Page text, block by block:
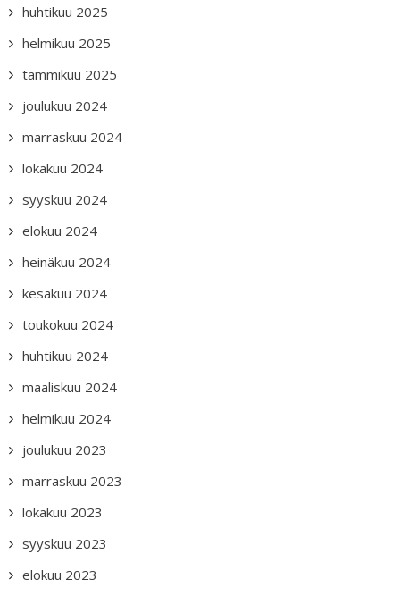
huhtikuu 2025
helmikuu 2025
tammikuu 2025
joulukuu 2024
marraskuu 2024
lokakuu 2024
syyskuu 2024
elokuu 2024
heinäkuu 2024
kesäkuu 2024
toukokuu 2024
huhtikuu 2024
maaliskuu 2024
helmikuu 2024
joulukuu 2023
marraskuu 2023
lokakuu 2023
syyskuu 2023
elokuu 2023